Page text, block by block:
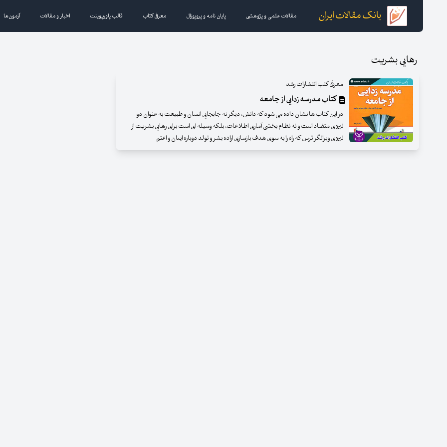
بانک مقالات ایران مقالات علمی و پژوهشی پایان نامه و پروپوزال معرفی کتاب قالب پاورپوینت اخبار و مقالات آزمون‌ها
رهایی بشریت
معرفی کتب انتشارات رشد
کتاب مدرسه زدایی از جامعه
در این کتاب ها نشان داده می شود که دانش، دیگر نه جابجایی انسان و طبیعت به عنوان دو
نیروی متضاد است و نه نظام بخشی آماری اطلاعات، بلکه وسیله ای است برای رهایی بشریت از
نیروی ویرانگر ترس که راه را به سوی هدف بازسازی اراده بشر و تولد دوباره ایمان و اعتم